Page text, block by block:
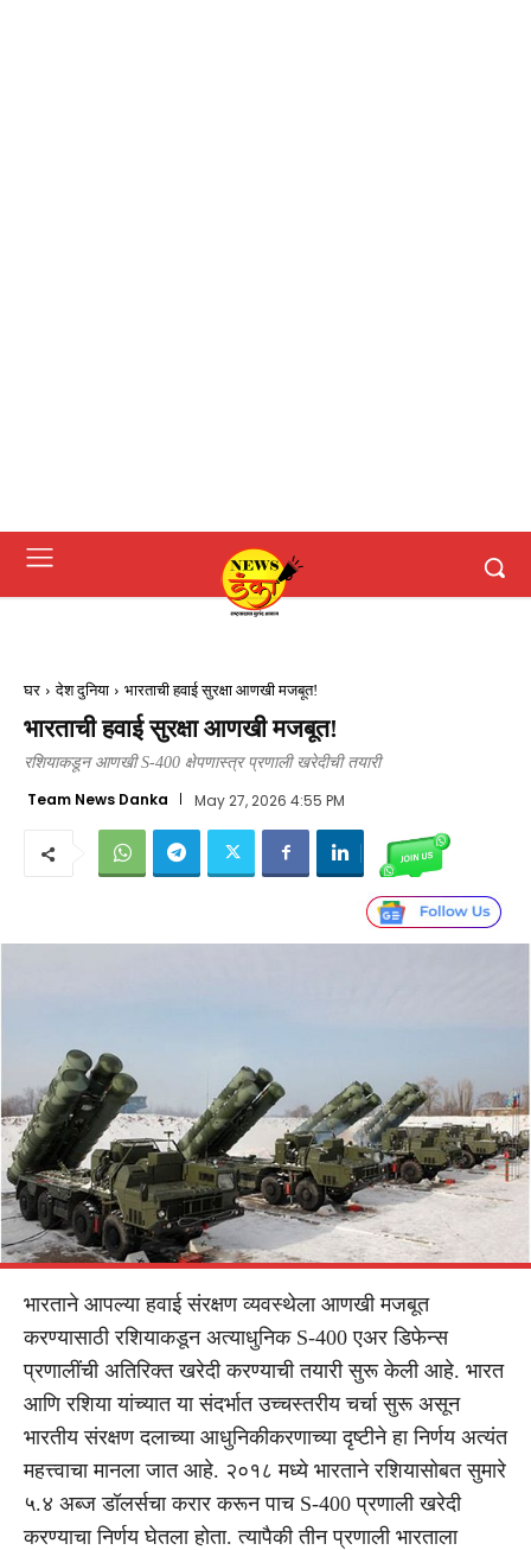
घर देश दुनिया भारताची हवाई सुरक्षा आणखी मजबूत!
भारताची हवाई सुरक्षा आणखी मजबूत!
रशियाकडून आणखी S-400 क्षेपणास्त्र प्रणाली खरेदीची तयारी
Team News Danka May 27, 2026 4:55 PM
भारताने आपल्या हवाई संरक्षण व्यवस्थेला आणखी मजबूत
करण्यासाठी रशियाकडून अत्याधुनिक S-400 एअर डिफेन्स
प्रणालींची अतिरिक्त खरेदी करण्याची तयारी सुरू केली आहे. भारत
आणि रशिया यांच्यात या संदर्भात उच्चस्तरीय चर्चा सुरू असून
भारतीय संरक्षण दलाच्या आधुनिकीकरणाच्या दृष्टीने हा निर्णय अत्यंत
महत्त्वाचा मानला जात आहे. २०१८ मध्ये भारताने रशियासोबत सुमारे
५.४ अब्ज डॉलर्सचा करार करून पाच S-400 प्रणाली खरेदी
करण्याचा निर्णय घेतला होता. त्यापैकी तीन प्रणाली भारताला